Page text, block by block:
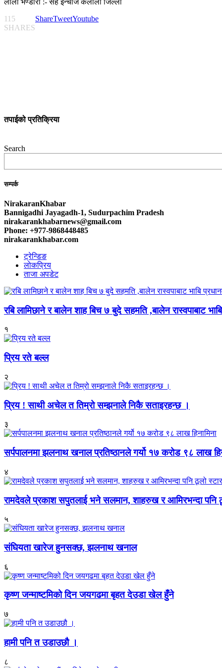
लीला भण्डारी :- सह इन्चार्ज कैलाली जिल्ला
115
SHARES
ShareTweetYoutube
तपाईको प्रतिक्रिया
Search
सम्पर्क
NirakaranKhabar
Bannigadhi Jayagadh-1, Sudurpachim Pradesh
nirakarankhabarnews@gmail.com
Phone: +977-9868448485
nirakarankhabar.com
ट्रेन्डिङ
लोकप्रिय
ताजा अपडेट
रबि लामिछाने र बालेन शाह बिच ७ बुदे सहमति ,बालेन रास्वपाबाट
१
प्रिय रते बल्ल
२
प्रिय ! साथी अचेल त तिम्रो सम्झनाले निकै सताइरहन्छ ।
३
सर्पपालनमा झलनाथ खनाल प्रतिष्ठानले गर्यो १७ करोड ९८ लाख
४
रामदेवले प्रकाश सपुतलाई भने सलमान, शाहरुख र आमिरभन्दा पनि
५
संघियता खारेज हुनसक्छ, झलनाथ खनाल
६
कृष्ण जन्माष्टमिको दिन जयगढमा बृहत देउडा खेल हुँने
७
हामी पनि त उडाउछौ ।
८